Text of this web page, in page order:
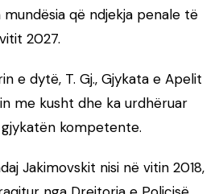
që ndjekja penale të
2027.
e dytë, T. Gj., Gjykata e Apelit
me kusht dhe ka urdhëruar
kompetente.
Jakimovskit nisi në vitin 2018,